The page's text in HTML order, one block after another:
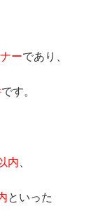
ーであり、
です。
内、
といった